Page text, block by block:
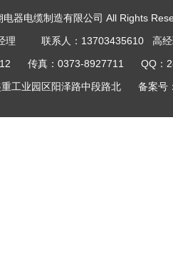
器电缆制造有限公司 All Rights
理 联系人：13703435610 高经
传真：0373-8927711 QQ
重工业园区阳泽路中段路北 备案号